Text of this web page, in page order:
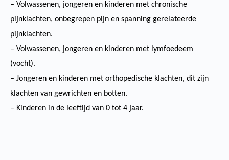
– Volwassenen, jongeren en kinderen met chronische
pijnklachten, onbegrepen pijn en spanning gerelateerde
pijnklachten.
– Volwassenen, jongeren en kinderen met lymfoedeem
(vocht).
– Jongeren en kinderen met orthopedische klachten, dit zijn
klachten van gewrichten en botten.
– Kinderen in de leeftijd van 0 tot 4 jaar.